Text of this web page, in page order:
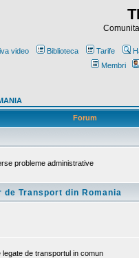
video Biblioteca Tarife
Membri
Forum
probleme administrative
Transport din Romania
legate de transportul in comun